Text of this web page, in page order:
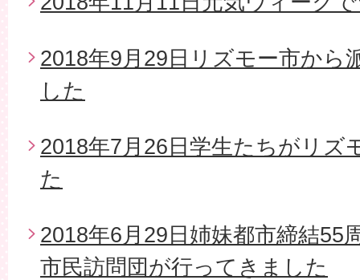
2018年9月29日リズモー市から
した
2018年7月26日学生たちがリズ
た
2018年6月29日姉妹都市締結55
市民訪問団が行ってきました